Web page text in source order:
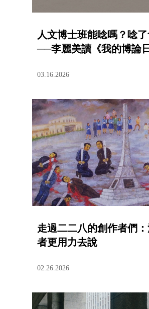
人文博士班能唸嗎？唸
──李麗美讀《我的博論
03.16.2026
走過二二八的創作者們
者更用力去說
02.26.2026